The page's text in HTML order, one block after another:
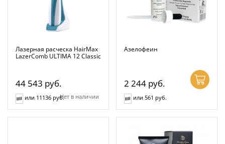
Лазерная расческа HairMax
LazerComb ULTIMA 12 Classic
44 543 руб.
Нет в наличии
или 11136 руб.
Азелофеин
2 244 руб.
или 561 руб.